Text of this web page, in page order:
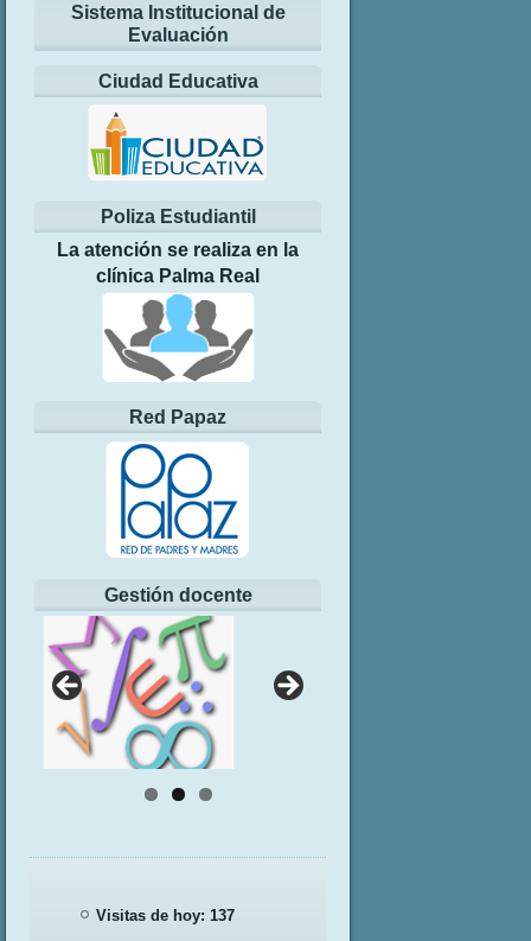
Sistema Institucional de
Evaluación
Ciudad Educativa
Poliza Estudiantil
La atención se realiza en la
clínica Palma Real
Red Papaz
Gestión docente
Visitas de hoy: 137